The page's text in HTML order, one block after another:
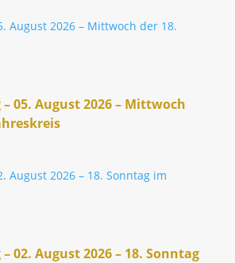
05. August 2026 – Mitt­woch
02. August 2026 – 18. Sonntag